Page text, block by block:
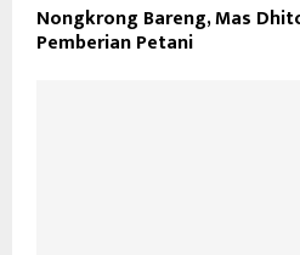
Nongkrong Bareng, Mas
Pemberian Petani